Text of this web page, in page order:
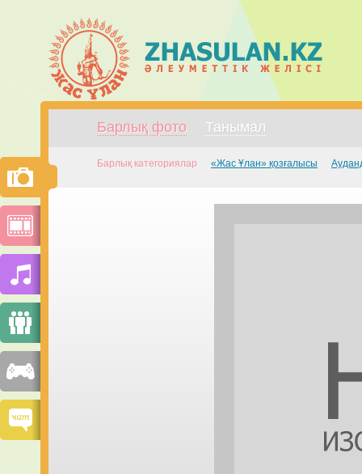
Барлық фото Танымал
Барлық категориялар «Жас Ұлан» қозғалысы